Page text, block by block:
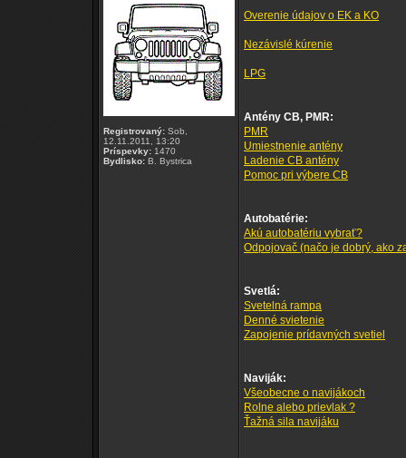
Registrovaný: Sob,
12.11.2011, 13:20
Príspevky: 1470
Bydlisko: B. Bystrica
Overenie údajov o EK a KO
Nezávislé kúrenie
LPG
Antény CB, PMR:
PMR
Umiestnenie antény
Ladenie CB antény
Pomoc pri výbere CB
Autobatérie:
Akú autobatériu vybrať?
Odpojovač (načo je dobrý, ako
Svetlá:
Svetelná rampa
Denné svietenie
Zapojenie prídavných svetiel
Naviják:
Všeobecne o navijákoch
Rolne alebo prievlak ?
Ťažná sila navijáku